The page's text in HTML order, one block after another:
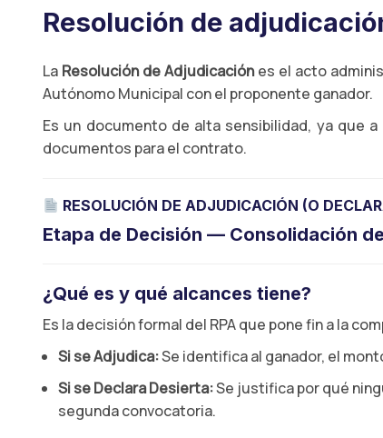
Resolución de
La Resolución de Adjudicaciónes el acto
Autónomo Municipal con el proponente ganador.
Es un documento de alta sensibilidad, ya que
documentos para el contrato.
RESOLUCIÓN DE ADJUDICACIÓN (O
Etapa de Decisión — Consolidación
¿Qué es y qué alcances tiene?
Es la decisión formal del RPA que pone fin a la
Si se Adjudica:Se identifica al ganador, el
Si se Declara Desierta:Se justifica por qué
segunda convocatoria.